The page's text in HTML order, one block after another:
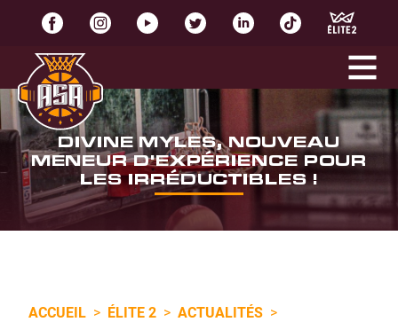
DIVINE MYLES, NOUVEAU
MENEUR D'EXPÉRIENCE POUR
LES IRRÉDUCTIBLES !
ACCUEIL > ÉLITE 2 > ACTUALITÉS >